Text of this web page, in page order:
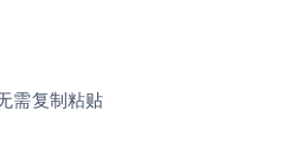
需复制粘贴